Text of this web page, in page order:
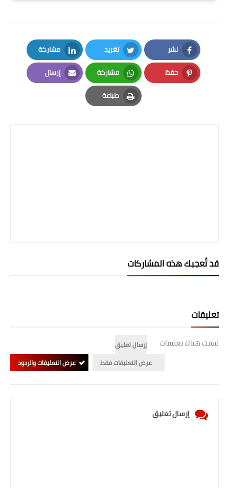
المرحلة الابتدائية
المرحلة المتوسطة
المرحلة الاعدادية
استمارة القبول المركزي
نشر
Facebook
تغريد
Twitter
مشاركة
LinkedIn
حفظ
Pinterest
مشاركة
Whatsapp
إرسال
Email
طباعة
Print
قد تُعجبك هذه المشاركات
تعليقات
ليست هناك تعليقات
إرسال تعليق
عرض التعليقات فقط
عرض التعليقات والردود
إرسال تعليق